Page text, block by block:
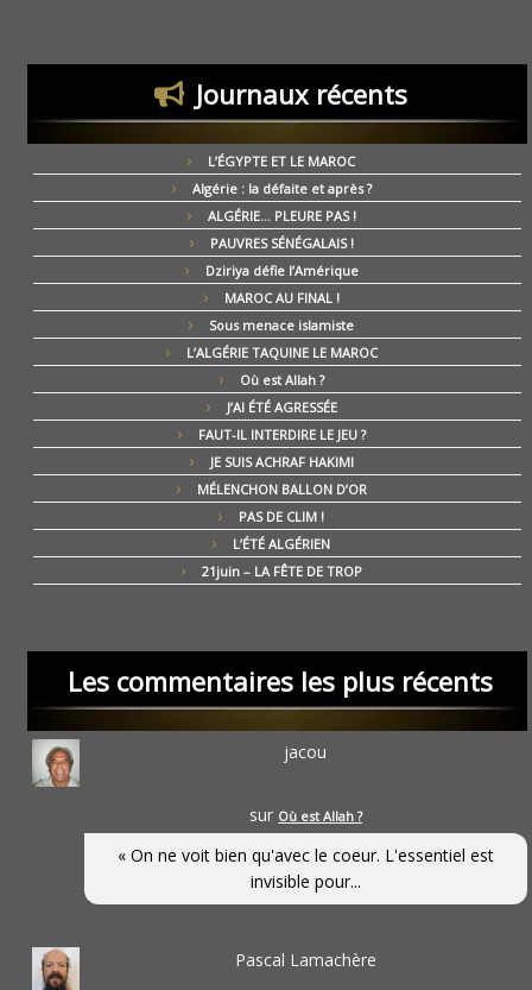
Journaux récents
L’ÉGYPTE ET LE MAROC
Algérie : la défaite et après ?
ALGÉRIE… PLEURE PAS !
PAUVRES SÉNÉGALAIS !
Dziriya défie l’Amérique
MAROC AU FINAL !
Sous menace islamiste
L’ALGÉRIE TAQUINE LE MAROC
Où est Allah ?
J’AI ÉTÉ AGRESSÉE
FAUT-IL INTERDIRE LE JEU ?
JE SUIS ACHRAF HAKIMI
MÉLENCHON BALLON D’OR
PAS DE CLIM !
L’ÉTÉ ALGÉRIEN
21juin – LA FÊTE DE TROP
Les commentaires les plus récents
jacou
sur Où est Allah ?
« On ne voit bien qu'avec le coeur. L'essentiel est
invisible pour...
Pascal Lamachère